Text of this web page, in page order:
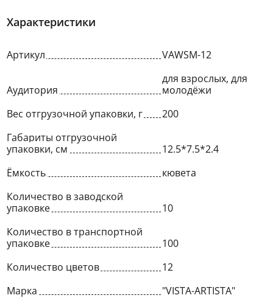
Характеристики
Артикул VAWSM-12
Аудитория
для взрослых, для
молодёжи
Вес отгрузочной упаковки, г
200
Габариты отгрузочной
упаковки, см
12.5*7.5*2.4
Ёмкость
кювета
Количество в заводской
упаковке
10
Количество в транспортной
упаковке
100
Количество цветов
12
Марка
"VISTA-ARTISTA"